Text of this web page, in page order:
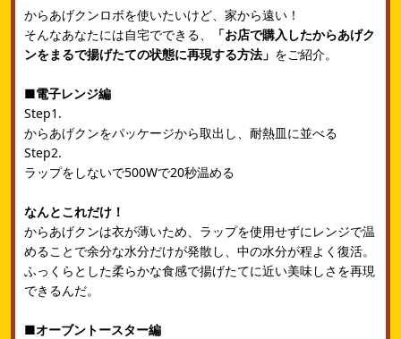
からあげクンロボを使いたいけど、家から遠い！
そんなあなたには自宅でできる、
「お店で購入したからあげク
ンをまるで揚げたての状態に再現する方法」 をご紹介。
■電子レンジ編
Step1.
からあげクンをパッケージから取出し、耐熱皿に並べる
Step2.
ラップをしないで500Wで20秒温める
なんとこれだけ！
からあげクンは衣が薄いため、ラップを使用せずにレンジで温
めることで余分な水分だけが発散し、中の水分が程よく復活。
ふっくらとした柔らかな食感で揚げたてに近い美味しさを再現
できるんだ。
■オーブントースター編